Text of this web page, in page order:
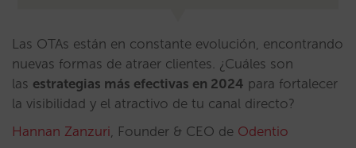
Las OTAs están en constante evolución, encontrando
nuevas formas de atraer clientes. ¿Cuáles son
las estrategias más efectivas en 2024 para fortalecer
la visibilidad y el atractivo de tu canal directo?
Hannan Zanzuri , Founder & CEO de Odentio